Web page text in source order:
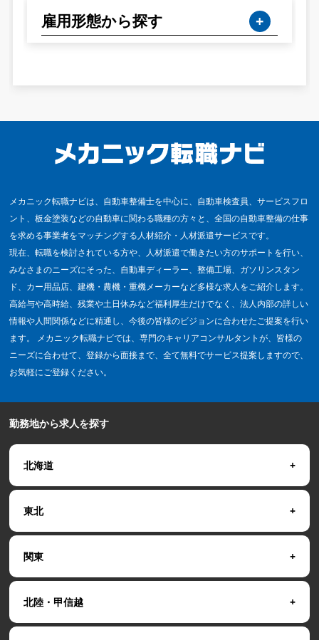
雇用形態から探す
メカニック転職ナビは、自動車整備士を中心に、自動車検査員、サービスフロ
ント、板金塗装などの自動車に関わる職種の方々と、全国の自動車整備の仕事
を求める事業者をマッチングする人材紹介・人材派遣サービスです。
現在、転職を検討されている方や、人材派遣で働きたい方のサポートを行い、
みなさまのニーズにそった、自動車ディーラー、整備工場、ガソリンスタン
ド、カー用品店、建機・農機・重機メーカーなど多様な求人をご紹介します。
高給与や高時給、残業や土日休みなど福利厚生だけでなく、法人内部の詳しい
情報や人間関係などに精通し、今後の皆様のビジョンに合わせたご提案を行い
ます。 メカニック転職ナビでは、専門のキャリアコンサルタントが、皆様の
ニーズに合わせて、登録から面接まで、全て無料でサービス提案しますので、
お気軽にご登録ください。
勤務地から求人を探す
北海道
東北
関東
北陸・甲信越